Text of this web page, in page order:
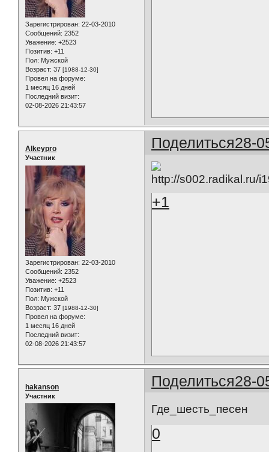
Зарегистрирован: 22-03-2010
Сообщений: 2352
Уважение: +2523
Позитив: +11
Пол: Мужской
Возраст: 37 [1988-12-30]
Провел на форуме:
1 месяц 16 дней
Последний визит:
02-08-2026 21:43:57
Поделиться28-
Alkeypro
Участник
Зарегистрирован: 22-03-2010
Сообщений: 2352
Уважение: +2523
Позитив: +11
Пол: Мужской
Возраст: 37 [1988-12-30]
Провел на форуме:
1 месяц 16 дней
Последний визит:
02-08-2026 21:43:57
+1
Поделиться28-
hakanson
Участник
Где_шесть_песен
0